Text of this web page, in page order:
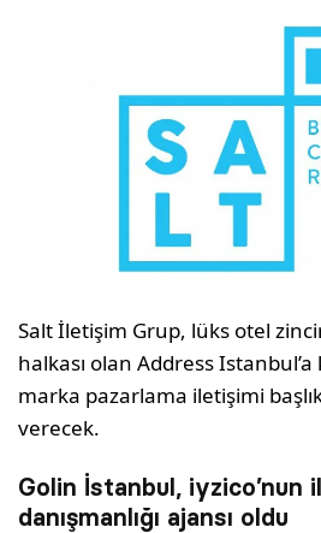
Salt İletişim Grup, lüks otel
halkası olan Address
marka pazarlama iletişimi
verecek.
Golin İstanbul, iyzico’nun
danışmanlığı ajansı oldu